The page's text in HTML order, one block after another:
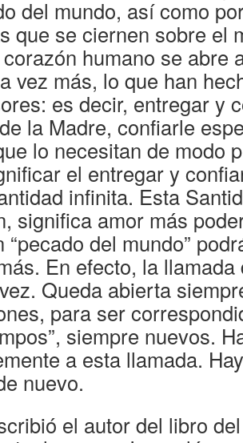
del mundo, así como
que se ciernen sobre el
humano se abre
vez más, lo que han
es decir, entregar y
la Madre, confiarle
lo necesitan de modo
el entregar y
infinita. Esta
significa amor más
“pecado del mundo”
En efecto, la
Queda abierta
para ser
siempre nuevos.
a esta llamada.
nuevo.
el autor del libro